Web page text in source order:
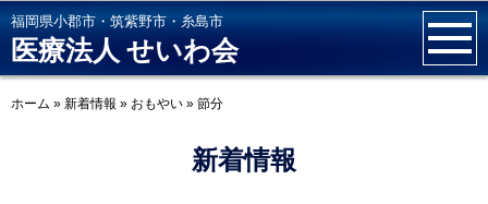
福岡県小郡市・筑紫野市・糸島市
医療法人 せいわ会
ホーム » 新着情報 » おもやい » 節分
新着情報